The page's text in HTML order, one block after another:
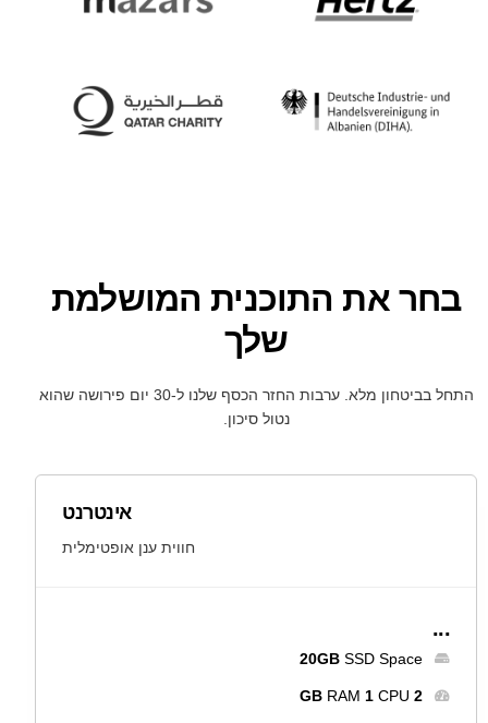
בחר את התוכנית המושלמת
שלך
התחל בביטחון מלא. ערבות החזר הכסף שלנו ל-30 יום פירושה שהוא
נטול סיכון.
אינטרנט
חווית ענן אופטימלית
...
20GB SSD Space
2 GB
RAM 1 CPU